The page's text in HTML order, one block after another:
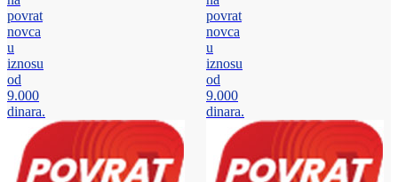
povrat
novca
u
iznosu
od
9.000
dinara.
povrat
novca
u
iznosu
od
9.000
dinara.